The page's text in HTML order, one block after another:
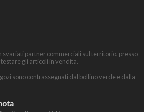
svariati partner commerciali sul territorio, presso
gli articoli in vendita.
sono contrassegnati dal bollino verde e dalla